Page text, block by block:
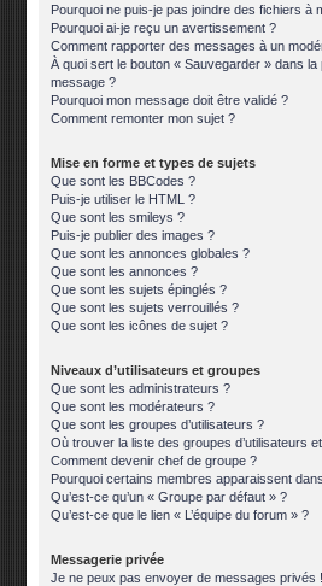
Pourquoi ne puis-je pas joindre des fichiers à
Pourquoi ai-je reçu un avertissement ?
Comment rapporter des messages à un
À quoi sert le bouton « Sauvegarder » dans
message ?
Pourquoi mon message doit être validé ?
Comment remonter mon sujet ?
Mise en forme et types de sujets
Que sont les BBCodes ?
Puis-je utiliser le HTML ?
Que sont les smileys ?
Puis-je publier des images ?
Que sont les annonces globales ?
Que sont les annonces ?
Que sont les sujets épinglés ?
Que sont les sujets verrouillés ?
Que sont les icônes de sujet ?
Niveaux d’utilisateurs et groupes
Que sont les administrateurs ?
Que sont les modérateurs ?
Que sont les groupes d’utilisateurs ?
Où trouver la liste des groupes d’utilisateurs
Comment devenir chef de groupe ?
Pourquoi certains membres apparaissent
Qu’est-ce qu’un « Groupe par défaut » ?
Qu’est-ce que le lien « L’équipe du forum » ?
Messagerie privée
Je ne peux pas envoyer de messages privés !